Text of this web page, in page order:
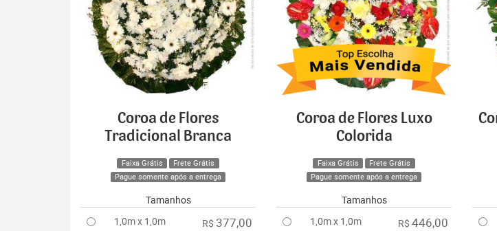
Coroa de Flores
Tradicional Branca
Faixa Grátis
Frete Grátis
Pague somente após a entrega
Tamanhos
1,0m x 1,0m
R$ 377,00
Coroa de Flores Luxo
Colorida
Faixa Grátis
Frete Grátis
Pague somente após a entrega
Tamanhos
1,0m x 1,0m
R$ 446,00